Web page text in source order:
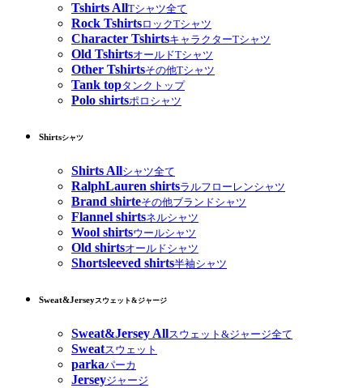
Tshirts AllTシャツ全て
Rock TshirtsロックTシャツ
Character TshirtsキャラクターTシャツ
Old TshirtsオールドTシャツ
Other Tshirtsその他Tシャツ
Tank topタンクトップ
Polo shirtsポロシャツ
Shirtsシャツ
Shirts Allシャツ全て
RalphLauren shirtsラルフローレンシャツ
Brand shirteその他ブランドシャツ
Flannel shirtsネルシャツ
Wool shirtsウールシャツ
Old shirtsオールドシャツ
Shortsleeved shirts半袖シャツ
Sweat&Jerseyスウェット&ジャージ
Sweat&Jersey Allスウェット&ジャージ全て
Sweatスウェット
parkaパーカ
Jerseyジャージ